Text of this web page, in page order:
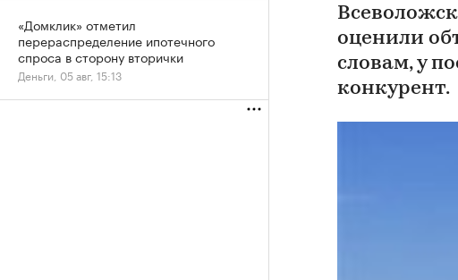
оценили
словам, у
конкурент.
«Домклик» отметил
перераспределение ипотечного
спроса в сторону вторички
Деньги, 05 авг, 15:13